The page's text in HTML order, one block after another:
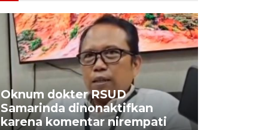
Oknum dokter RSUD
Samarinda dinonaktifkan
karena komentar nirempati